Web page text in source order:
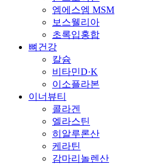
엠에스엠 MSM
보스웰리아
초록입홍합
뼈건강
칼슘
비타민D·K
이소플라본
이너뷰티
콜라겐
엘라스틴
히알루론산
케라틴
감마리놀렌산